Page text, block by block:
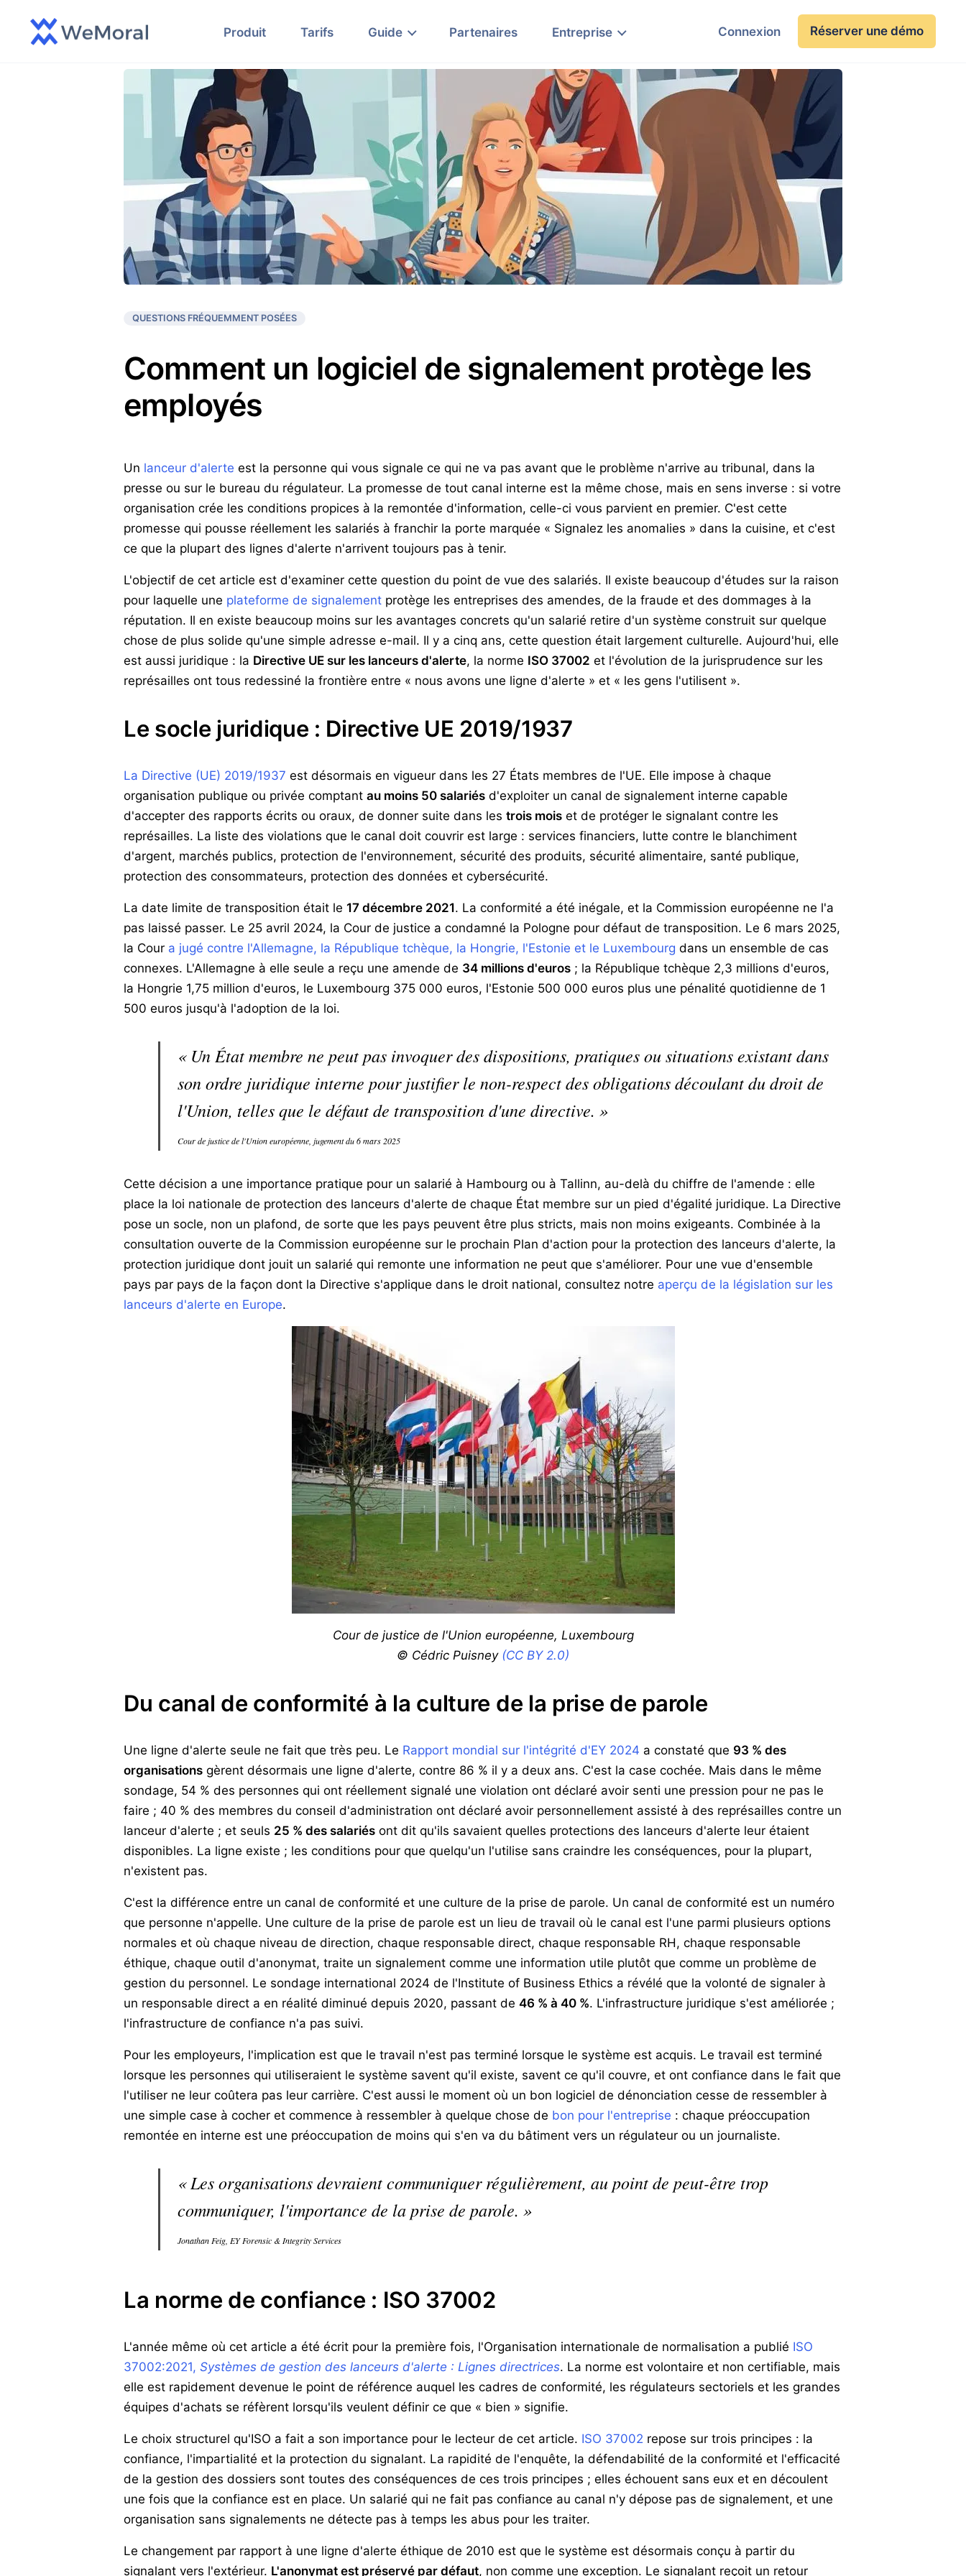
Produit Tarifs Guide Partenaires Entreprise Connexion Réserver une démo
QUESTIONS FRÉQUEMMENT POSÉES
Comment un logiciel de signalement protège les
employés
Un lanceur d'alerte est la personne qui vous signale ce qui ne va pas avant que le problème n'arrive au tribunal, dans la
presse ou sur le bureau du régulateur. La promesse de tout canal interne est la même chose, mais en sens inverse : si votre
organisation crée les conditions propices à la remontée d'information, celle-ci vous parvient en premier. C'est cette
promesse qui pousse réellement les salariés à franchir la porte marquée « Signalez les anomalies » dans la cuisine, et c'est
ce que la plupart des lignes d'alerte n'arrivent toujours pas à tenir.
L'objectif de cet article est d'examiner cette question du point de vue des salariés. Il existe beaucoup d'études sur la raison
pour laquelle une plateforme de signalement protège les entreprises des amendes, de la fraude et des dommages à la
réputation. Il en existe beaucoup moins sur les avantages concrets qu'un salarié retire d'un système construit sur quelque
chose de plus solide qu'une simple adresse e-mail. Il y a cinq ans, cette question était largement culturelle. Aujourd'hui, elle
est aussi juridique : la Directive UE sur les lanceurs d'alerte, la norme ISO 37002 et l'évolution de la jurisprudence sur les
représailles ont tous redessiné la frontière entre « nous avons une ligne d'alerte » et « les gens l'utilisent ».
Le socle juridique : Directive UE 2019/1937
La Directive (UE) 2019/1937 est désormais en vigueur dans les 27 États membres de l'UE. Elle impose à chaque
organisation publique ou privée comptant au moins 50 salariés d'exploiter un canal de signalement interne capable
d'accepter des rapports écrits ou oraux, de donner suite dans les trois mois et de protéger le signalant contre les
représailles. La liste des violations que le canal doit couvrir est large : services financiers, lutte contre le blanchiment
d'argent, marchés publics, protection de l'environnement, sécurité des produits, sécurité alimentaire, santé publique,
protection des consommateurs, protection des données et cybersécurité.
La date limite de transposition était le 17 décembre 2021. La conformité a été inégale, et la Commission européenne ne l'a
pas laissé passer. Le 25 avril 2024, la Cour de justice a condamné la Pologne pour défaut de transposition. Le 6 mars 2025,
la Cour a jugé contre l'Allemagne, la République tchèque, la Hongrie, l'Estonie et le Luxembourg dans un ensemble de cas
connexes. L'Allemagne à elle seule a reçu une amende de 34 millions d'euros ; la République tchèque 2,3 millions d'euros,
la Hongrie 1,75 million d'euros, le Luxembourg 375 000 euros, l'Estonie 500 000 euros plus une pénalité quotidienne de 1
500 euros jusqu'à l'adoption de la loi.
« Un État membre ne peut pas invoquer des dispositions, pratiques ou situations existant dans
son ordre juridique interne pour justifier le non-respect des obligations découlant du droit de
l'Union, telles que le défaut de transposition d'une directive. »
Cour de justice de l'Union européenne, jugement du 6 mars 2025
Cette décision a une importance pratique pour un salarié à Hambourg ou à Tallinn, au-delà du chiffre de l'amende : elle
place la loi nationale de protection des lanceurs d'alerte de chaque État membre sur un pied d'égalité juridique. La Directive
pose un socle, non un plafond, de sorte que les pays peuvent être plus stricts, mais non moins exigeants. Combinée à la
consultation ouverte de la Commission européenne sur le prochain Plan d'action pour la protection des lanceurs d'alerte, la
protection juridique dont jouit un salarié qui remonte une information ne peut que s'améliorer. Pour une vue d'ensemble
pays par pays de la façon dont la Directive s'applique dans le droit national, consultez notre aperçu de la législation sur les
lanceurs d'alerte en Europe.
Cour de justice de l'Union européenne, Luxembourg
© Cédric Puisney (CC BY 2.0)
Du canal de conformité à la culture de la prise de parole
Une ligne d'alerte seule ne fait que très peu. Le Rapport mondial sur l'intégrité d'EY 2024 a constaté que 93 % des
organisations gèrent désormais une ligne d'alerte, contre 86 % il y a deux ans. C'est la case cochée. Mais dans le même
sondage, 54 % des personnes qui ont réellement signalé une violation ont déclaré avoir senti une pression pour ne pas le
faire ; 40 % des membres du conseil d'administration ont déclaré avoir personnellement assisté à des représailles contre un
lanceur d'alerte ; et seuls 25 % des salariés ont dit qu'ils savaient quelles protections des lanceurs d'alerte leur étaient
disponibles. La ligne existe ; les conditions pour que quelqu'un l'utilise sans craindre les conséquences, pour la plupart,
n'existent pas.
C'est la différence entre un canal de conformité et une culture de la prise de parole. Un canal de conformité est un numéro
que personne n'appelle. Une culture de la prise de parole est un lieu de travail où le canal est l'une parmi plusieurs options
normales et où chaque niveau de direction, chaque responsable direct, chaque responsable RH, chaque responsable
éthique, chaque outil d'anonymat, traite un signalement comme une information utile plutôt que comme un problème de
gestion du personnel. Le sondage international 2024 de l'Institute of Business Ethics a révélé que la volonté de signaler à
un responsable direct a en réalité diminué depuis 2020, passant de 46 % à 40 %. L'infrastructure juridique s'est améliorée ;
l'infrastructure de confiance n'a pas suivi.
Pour les employeurs, l'implication est que le travail n'est pas terminé lorsque le système est acquis. Le travail est terminé
lorsque les personnes qui utiliseraient le système savent qu'il existe, savent ce qu'il couvre, et ont confiance dans le fait que
l'utiliser ne leur coûtera pas leur carrière. C'est aussi le moment où un bon logiciel de dénonciation cesse de ressembler à
une simple case à cocher et commence à ressembler à quelque chose de bon pour l'entreprise : chaque préoccupation
remontée en interne est une préoccupation de moins qui s'en va du bâtiment vers un régulateur ou un journaliste.
« Les organisations devraient communiquer régulièrement, au point de peut-être trop
communiquer, l'importance de la prise de parole. »
Jonathan Feig, EY Forensic & Integrity Services
La norme de confiance : ISO 37002
L'année même où cet article a été écrit pour la première fois, l'Organisation internationale de normalisation a publié ISO
37002:2021, Systèmes de gestion des lanceurs d'alerte : Lignes directrices. La norme est volontaire et non certifiable, mais
elle est rapidement devenue le point de référence auquel les cadres de conformité, les régulateurs sectoriels et les grandes
équipes d'achats se réfèrent lorsqu'ils veulent définir ce que « bien » signifie.
Le choix structurel qu'ISO a fait a son importance pour le lecteur de cet article. ISO 37002 repose sur trois principes : la
confiance, l'impartialité et la protection du signalant. La rapidité de l'enquête, la défendabilité de la conformité et l'efficacité
de la gestion des dossiers sont toutes des conséquences de ces trois principes ; elles échouent sans eux et en découlent
une fois que la confiance est en place. Un salarié qui ne fait pas confiance au canal n'y dépose pas de signalement, et une
organisation sans signalements ne détecte pas à temps les abus pour les traiter.
Le changement par rapport à une ligne d'alerte éthique de 2010 est que le système est désormais conçu à partir du
signalant vers l'extérieur. L'anonymat est préservé par défaut, non comme une exception. Le signalant reçoit un retour